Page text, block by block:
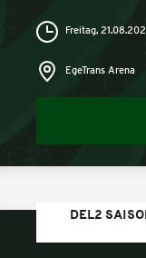
Freitag,
EgeTrans Arena
DEL2